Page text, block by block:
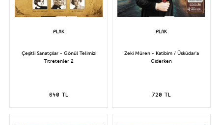
Çeşitli Sanatçılar - Gönül Telimizi
Titretenler 2
640 TL
Zeki Müren - Katibim / Üsküdar'a
Giderken
720 TL